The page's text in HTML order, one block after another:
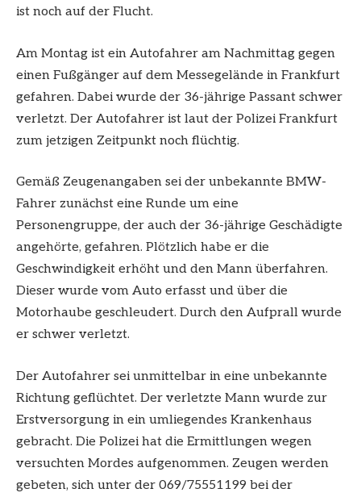
ist noch auf der Flucht.
Am Montag ist ein Autofahrer am Nachmittag gegen
einen Fußgänger auf dem Messegelände in Frankfurt
gefahren. Dabei wurde der 36-jährige Passant schwer
verletzt. Der Autofahrer ist laut der Polizei Frankfurt
zum jetzigen Zeitpunkt noch flüchtig.
Gemäß Zeugenangaben sei der unbekannte BMW-
Fahrer zunächst eine Runde um eine
Personengruppe, der auch der 36-jährige Geschädigte
angehörte, gefahren. Plötzlich habe er die
Geschwindigkeit erhöht und den Mann überfahren.
Dieser wurde vom Auto erfasst und über die
Motorhaube geschleudert. Durch den Aufprall wurde
er schwer verletzt.
Der Autofahrer sei unmittelbar in eine unbekannte
Richtung geflüchtet. Der verletzte Mann wurde zur
Erstversorgung in ein umliegendes Krankenhaus
gebracht. Die Polizei hat die Ermittlungen wegen
versuchten Mordes aufgenommen. Zeugen werden
gebeten, sich unter der 069/75551199 bei der